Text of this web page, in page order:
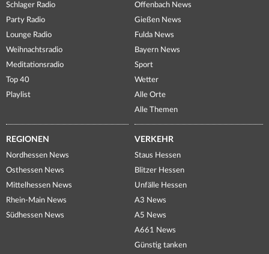
Schlager Radio
Party Radio
Lounge Radio
Weihnachtsradio
Meditationsradio
Top 40
Playlist
Offenbach News
Gießen News
Fulda News
Bayern News
Sport
Wetter
Alle Orte
Alle Themen
REGIONEN
Nordhessen News
Osthessen News
Mittelhessen News
Rhein-Main News
Südhessen News
VERKEHR
Staus Hessen
Blitzer Hessen
Unfälle Hessen
A3 News
A5 News
A661 News
Günstig tanken